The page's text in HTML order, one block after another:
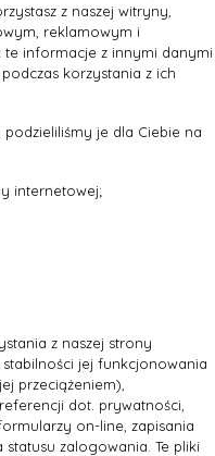
z naszej witryny,
reklamowym i
te informacje z innymi danymi
korzystania z ich
je dla Ciebie na
internetowej;
z naszej strony
jej funkcjonowania
przeciążeniem),
dot. prywatności,
on-line, zapisania
zalogowania. Te pliki